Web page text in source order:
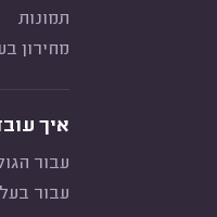
תמונות
מחירון
איך
עבור
עבור